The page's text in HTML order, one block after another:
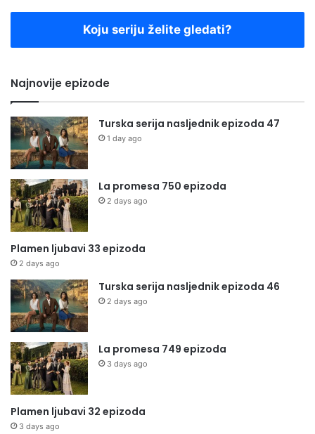
Koju seriju želite gledati?
Najnovije epizode
Turska serija nasljednik epizoda 47
1 day ago
La promesa 750 epizoda
2 days ago
Plamen ljubavi 33 epizoda
2 days ago
Turska serija nasljednik epizoda 46
2 days ago
La promesa 749 epizoda
3 days ago
Plamen ljubavi 32 epizoda
3 days ago